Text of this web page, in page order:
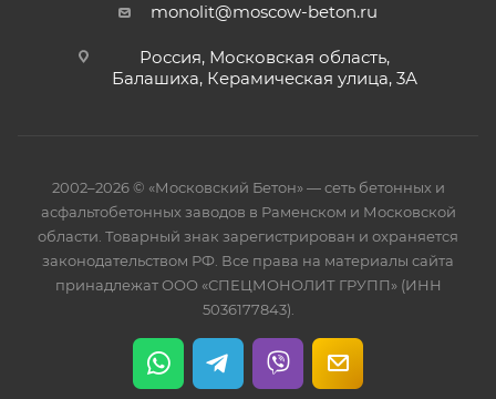
monolit@moscow-beton.ru
Россия, Московская область,
Балашиха, Керамическая улица, 3А
2002–2026 © «Московский Бетон» — сеть бетонных и
асфальтобетонных заводов в Раменском и Московской
области. Товарный знак зарегистрирован и охраняется
законодательством РФ. Все права на материалы сайта
принадлежат ООО «СПЕЦМОНОЛИТ ГРУПП» (ИНН
5036177843).